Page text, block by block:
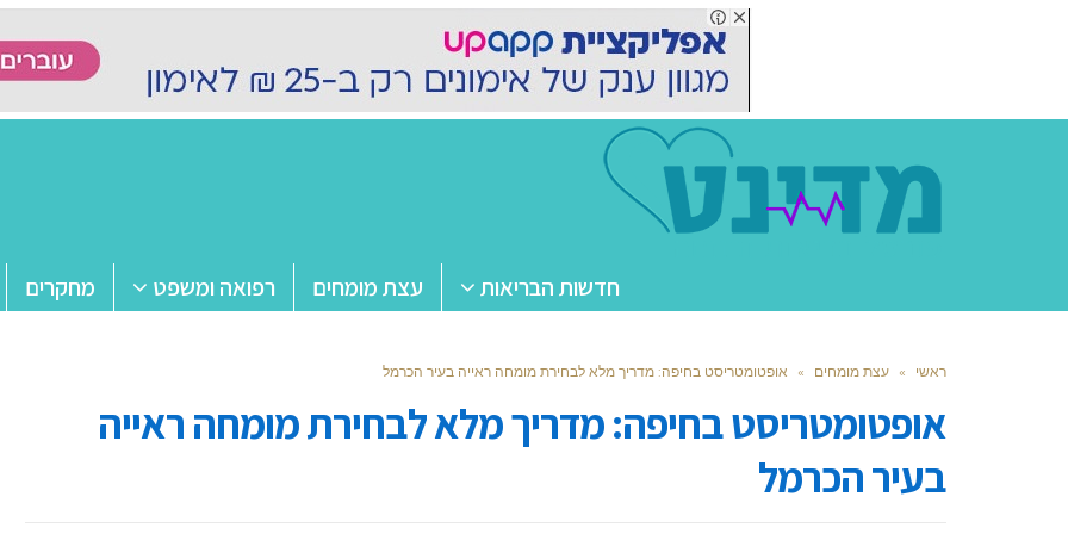
חדשות הבריאות עצת מומחים רפואה ומשפט מחקרים
ראשי » עצת מומחים » אופטומטריסט בחיפה: מדריך מלא לבחירת מומחה ראייה בעיר הכרמל
אופטומטריסט בחיפה: מדריך מלא לבחירת מומחה ראייה
בעיר הכרמל